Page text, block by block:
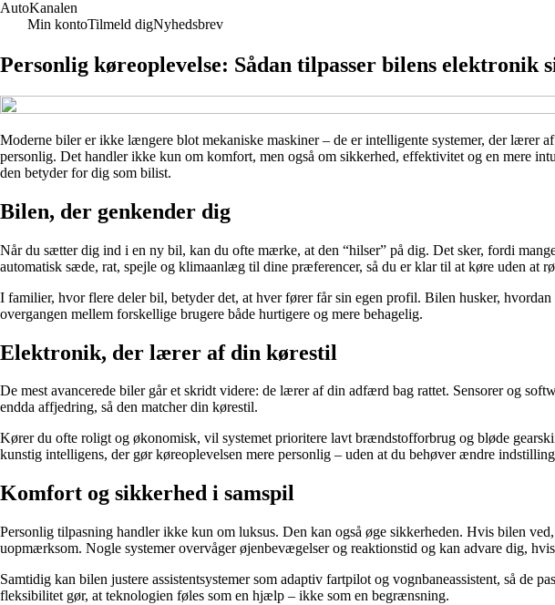
AutoKanalen
Min kontoTilmeld digNyhedsbrev
Personlig køreoplevelse: Sådan tilpasser bilens elektronik
Moderne biler er ikke længere blot mekaniske maskiner – de er intelligente systemer, der
personlig. Det handler ikke kun om komfort, men også om sikkerhed, effektivitet og en mere
den betyder for dig som bilist.
Bilen, der genkender dig
Når du sætter dig ind i en ny bil, kan du ofte mærke, at den “hilser” på dig. Det sker, fordi
automatisk sæde, rat, spejle og klimaanlæg til dine præferencer, så du er klar til at køre uden at
I familier, hvor flere deler bil, betyder det, at hver fører får sin egen profil. Bilen husker,
overgangen mellem forskellige brugere både hurtigere og mere behagelig.
Elektronik, der lærer af din kørestil
De mest avancerede biler går et skridt videre: de lærer af din adfærd bag rattet. Sensorer og
endda affjedring, så den matcher din kørestil.
Kører du ofte roligt og økonomisk, vil systemet prioritere lavt brændstofforbrug og bløde
kunstig intelligens, der gør køreoplevelsen mere personlig – uden at du behøver ændre
Komfort og sikkerhed i samspil
Personlig tilpasning handler ikke kun om luksus. Den kan også øge sikkerheden. Hvis bilen
uopmærksom. Nogle systemer overvåger øjenbevægelser og reaktionstid og kan advare dig,
Samtidig kan bilen justere assistentsystemer som adaptiv fartpilot og vognbaneassistent, så
fleksibilitet gør, at teknologien føles som en hjælp – ikke som en begrænsning.